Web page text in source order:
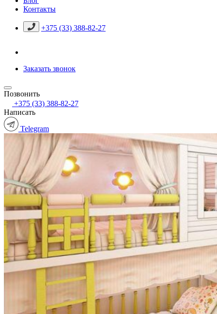
Контакты
+375 (33) 388-82-27
Заказать звонок
Позвонить
+375 (33) 388-82-27
Написать
Telegram